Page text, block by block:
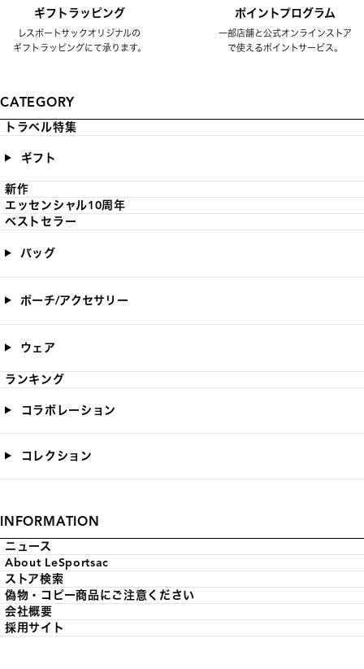
ギフトラッピング
レスポートサックオリジナルの
ギフトラッピングにて承ります。
ポイントプログラム
一部店舗と公式オンラインストア
で使えるポイントサービス。
CATEGORY
トラベル特集
ギフト
新作
エッセンシャル10周年
ベストセラー
バッグ
ポーチ/アクセサリー
ウェア
ランキング
コラボレーション
コレクション
INFORMATION
ニュース
About LeSportsac
ストア検索
偽物・コピー商品にご注意ください
会社概要
採用サイト